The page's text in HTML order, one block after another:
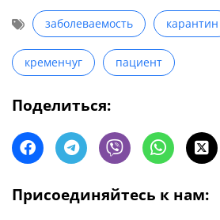
заболеваемость карантин
кременчуг пациент
Поделиться:
Присоединяйтесь к нам: